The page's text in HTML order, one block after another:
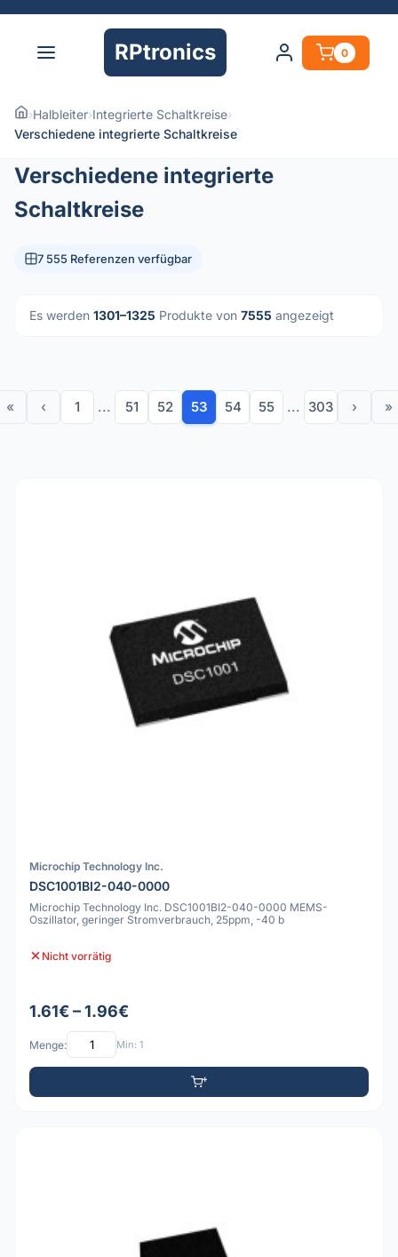
RPtronics 0
›Halbleiter›Integrierte Schaltkreise›
Verschiedene integrierte Schaltkreise
Verschiedene integrierte
Schaltkreise
7 555 Referenzen verfügbar
Es werden 1301–1325 Produkte von 7555 angezeigt
« ‹ 1 ... 51 52 53 54 55 ... 303 › »
Microchip Technology Inc.
DSC1001BI2-040-0000
Microchip Technology Inc. DSC1001BI2-040-0000 MEMS-
Oszillator, geringer Stromverbrauch, 25ppm, -40 b
Nicht vorrätig
1.61€ – 1.96€
Menge: Min: 1